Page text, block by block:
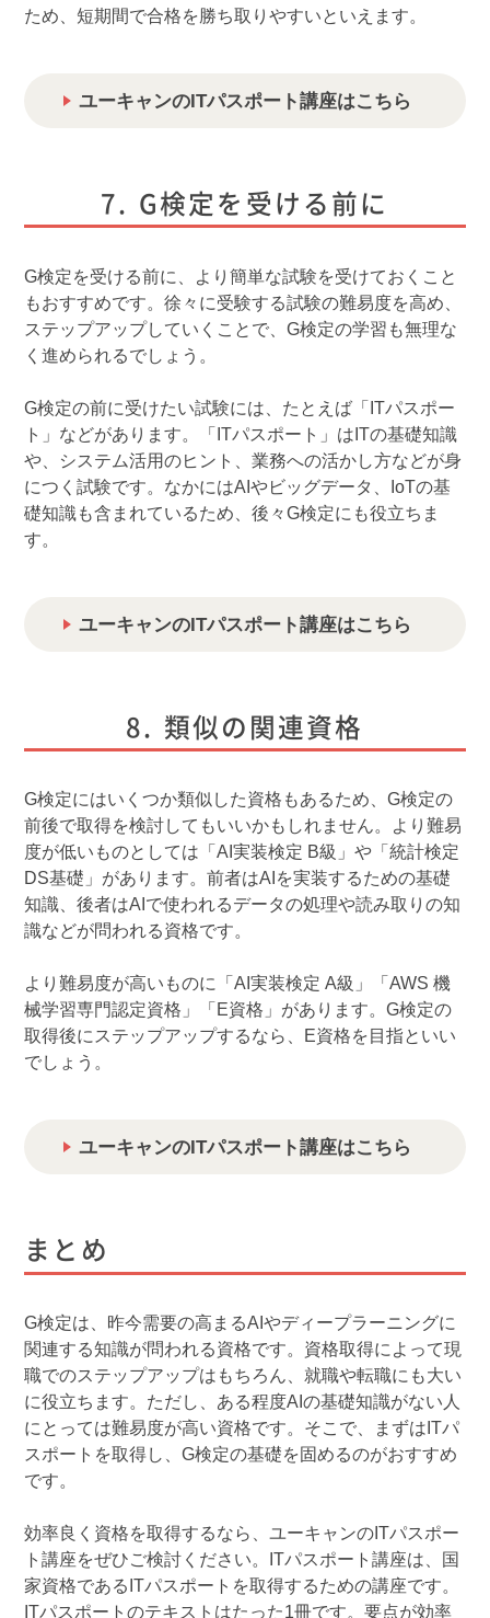
ため、短期間で合格を勝ち取りやすいといえます。
ユーキャンのITパスポート講座はこちら
G検定を受ける前に
G検定を受ける前に、より簡単な試験を受けておくこと
もおすすめです。徐々に受験する試験の難易度を高め、
ステップアップしていくことで、G検定の学習も無理な
く進められるでしょう。
G検定の前に受けたい試験には、たとえば「ITパスポー
ト」などがあります。「ITパスポート」はITの基礎知識
や、システム活用のヒント、業務への活かし方などが身
につく試験です。なかにはAIやビッグデータ、IoTの基
礎知識も含まれているため、後々G検定にも役立ちま
す。
ユーキャンのITパスポート講座はこちら
類似の関連資格
G検定にはいくつか類似した資格もあるため、G検定の
前後で取得を検討してもいいかもしれません。より難易
度が低いものとしては「AI実装検定 B級」や「統計検定
DS基礎」があります。前者はAIを実装するための基礎
知識、後者はAIで使われるデータの処理や読み取りの知
識などが問われる資格です。
より難易度が高いものに「AI実装検定 A級」「AWS 機
械学習専門認定資格」「E資格」があります。G検定の
取得後にステップアップするなら、E資格を目指といい
でしょう。
ユーキャンのITパスポート講座はこちら
まとめ
G検定は、昨今需要の高まるAIやディープラーニングに
関連する知識が問われる資格です。資格取得によって現
職でのステップアップはもちろん、就職や転職にも大い
に役立ちます。ただし、ある程度AIの基礎知識がない人
にとっては難易度が高い資格です。そこで、まずはITパ
スポートを取得し、G検定の基礎を固めるのがおすすめ
です。
効率良く資格を取得するなら、ユーキャンのITパスポー
ト講座をぜひご検討ください。ITパスポート講座は、国
家資格であるITパスポートを取得するための講座です。
ITパスポートのテキストはたった1冊です。要点が効率